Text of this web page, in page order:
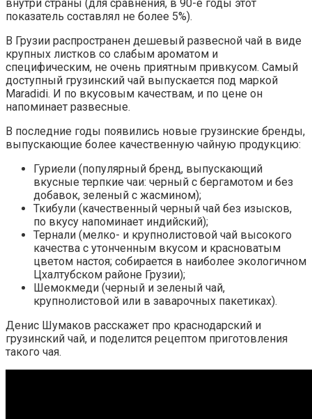
внутри страны (для сравнения, в 90-е годы этот
показатель составлял не более 5%).
В Грузии распространен дешевый развесной чай в виде
крупных листков со слабым ароматом и
специфическим, не очень приятным привкусом. Самый
доступный грузинский чай выпускается под маркой
Maradidi. И по вкусовым качествам, и по цене он
напоминает развесные.
В последние годы появились новые грузинские бренды,
выпускающие более качественную чайную продукцию:
Гуриели (популярный бренд, выпускающий
вкусные терпкие чаи: черный с бергамотом и без
добавок, зеленый с жасмином);
Ткибули (качественный черный чай без изысков,
по вкусу напоминает индийский);
Тернали (мелко- и крупнолистовой чай высокого
качества с утонченным вкусом и красноватым
цветом настоя; собирается в наиболее экологичном
Цхалтубском районе Грузии);
Шемокмеди (черный и зеленый чай,
крупнолистовой или в заварочных пакетиках).
Денис Шумаков расскажет про краснодарский и
грузинский чай, и поделится рецептом приготовления
такого чая.